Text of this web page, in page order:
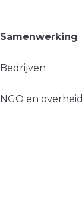
Samenwerking
Bedrijven
NGO en overheid